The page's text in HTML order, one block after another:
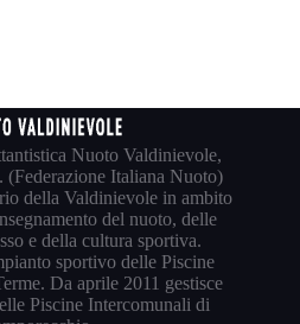
Nuoto Valdinievole,
Italiana Nuoto)
della Valdinievole in ambito
del nuoto, delle
e della cultura sportiva.
sportivo delle Piscine
Da aprile 2011 gestisce
Piscine Intercomunali di